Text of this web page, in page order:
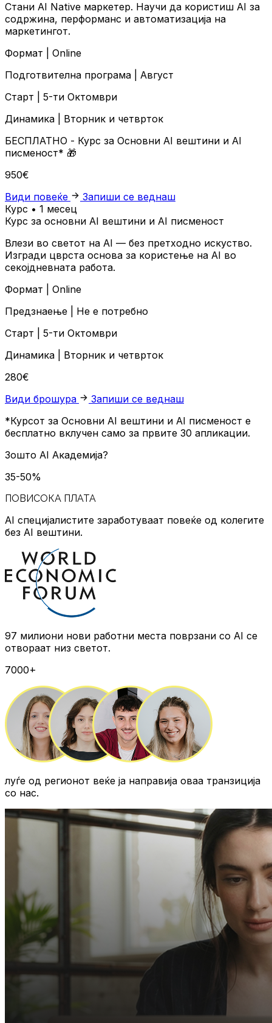
Стани AI Native маркетер. Научи да користиш AI за
содржина, перформанс и автоматизација на
маркетингот.
Формат | Online
Подготвителна програма | Август
Старт | 5-ти Октомври
Динамика | Вторник и четврток
БЕСПЛАТНО - Курс за Основни AI вештини и AI
писменост* 🎁
950€
Види повеќе
Запиши се веднаш
Курс • 1 месец
Курс за основни AI вештини и AI писменост
Влези во светот на AI — без претходно искуство.
Изгради цврста основа за користење на AI во
секојдневната работа.
Формат | Online
Предзнаење | Не е потребно
Старт | 5-ти Октомври
Динамика | Вторник и четврток
280€
Види брошура
Запиши се веднаш
*Курсот за Основни AI вештини и AI писменост е
бесплатно вклучен само за првите 30 апликации.
Зошто AI Академија?
35-50%
ПОВИСОКА ПЛАТА
AI специјалистите заработуваат повеќе од колегите
без AI вештини.
97 милиони нови работни места поврзани со AI се
отвораат низ светот.
7000+
луѓе од регионот веќе ја направија оваа транзиција
со нас.